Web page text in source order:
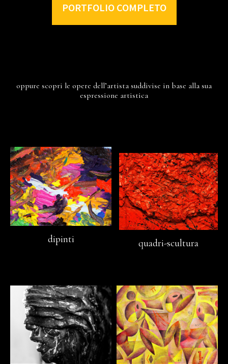
PORTFOLIO COMPLETO
oppure scopri le opere dell’artista suddivise in base alla sua
espressione artistica
dipinti quadri-scultura